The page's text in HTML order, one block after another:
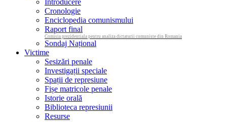
Introducere
Cronologie
Enciclopedia comunismului
Raport final
Comisia prezidentiala pentru analiza dictaturii comuniste din Romania
Sondaj Național
Victime
Sesizări penale
Investigații speciale
Spații de represiune
Fișe matricole penale
Istorie orală
Biblioteca represiunii
Resurse